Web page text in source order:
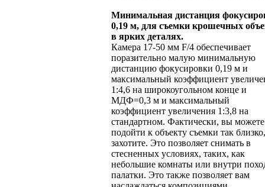
Минимальная дистанция
0,19 м, для съемки крошечных
в ярких деталях.
Камера 17-50 мм F/4 обеспечивает
поразительно малую минимальную
дистанцию фокусировки 0,19 м и
максимальный коэффициент
1:4,6 на широкоугольном конце и
МДФ=0,3 м и максимальный
коэффициент увеличения 1:3,8 на
стандартном. Фактически, вы можете
подойти к объекту съемки так
захотите. Это позволяет снимать в
стесненных условиях, таких, как
небольшие комнаты или внутри
палатки. Это также позволяет вам